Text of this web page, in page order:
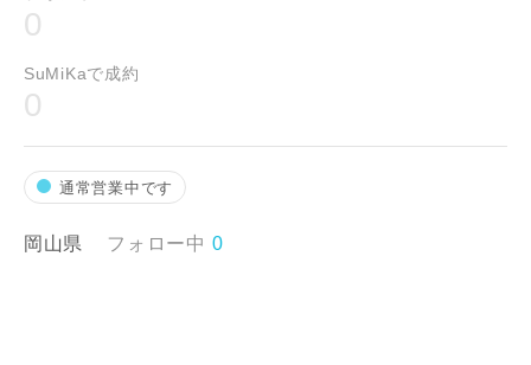
0
SuMiKaで成約
0
通常営業中です
岡山県 フォロー中 0